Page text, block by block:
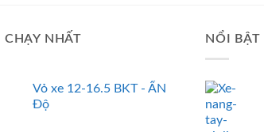
CHẠY NHẤT
Vỏ xe 12-16.5 BKT - ẤN
Độ
NỔI BẬT